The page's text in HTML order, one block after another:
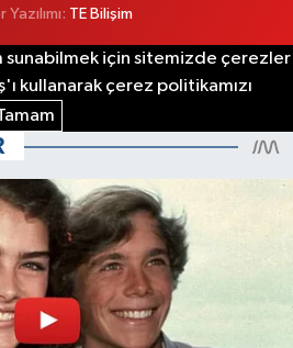
TE Bilişim
sunabilmek için sitemizde çerezler
kullanarak çerez politikamızı